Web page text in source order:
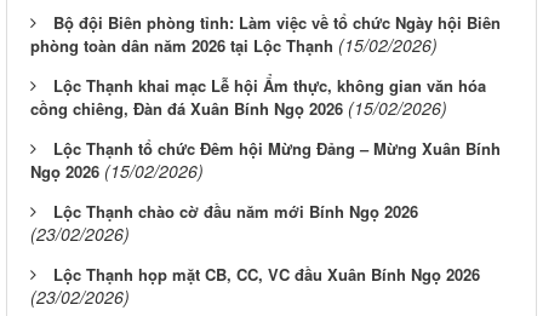
Bộ đội Biên phòng tỉnh: Làm việc về tổ chức Ngày hội Biên
phòng toàn dân năm 2026 tại Lộc Thạnh (15/02/2026)
Lộc Thạnh khai mạc Lễ hội Ẩm thực, không gian văn hóa
cồng chiêng, Đàn đá Xuân Bính Ngọ 2026 (15/02/2026)
Lộc Thạnh tổ chức Đêm hội Mừng Đảng – Mừng Xuân Bính
Ngọ 2026 (15/02/2026)
Lộc Thạnh chào cờ đầu năm mới Bính Ngọ 2026
(23/02/2026)
Lộc Thạnh họp mặt CB, CC, VC đầu Xuân Bính Ngọ 2026
(23/02/2026)